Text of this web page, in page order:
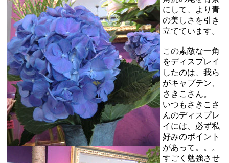
にして、より青
の美しさを引き
立てています。
この素敵な一角
をディスプレイ
したのは、我ら
がキャプテン、
さきこさん。
いつもさきこさ
んのディスプレ
イには、必ず私
好みのポイント
があって。。。
すごく勉強させ